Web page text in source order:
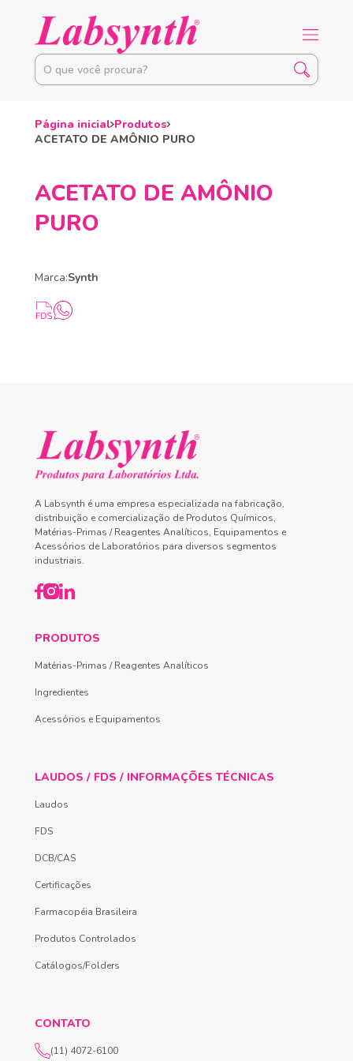
Página inicial Produtos
ACETATO DE AMÔNIO PURO
ACETATO DE AMÔNIO
PURO
Marca:Synth
A Labsynth é uma empresa especializada na fabricação,
distribuição e comercialização de Produtos Químicos,
Matérias-Primas / Reagentes Analíticos, Equipamentos e
Acessórios de Laboratórios para diversos segmentos
industriais.
PRODUTOS
Matérias-Primas / Reagentes Analíticos
Ingredientes
Acessórios e Equipamentos
LAUDOS / FDS / INFORMAÇÕES TÉCNICAS
Laudos
FDS
DCB/CAS
Certificações
Farmacopéia Brasileira
Produtos Controlados
Catálogos/Folders
CONTATO
(11) 4072-6100